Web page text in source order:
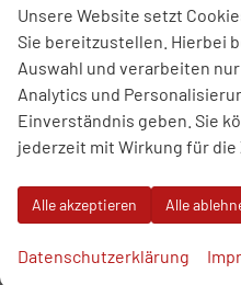
Rücksitzlehnen 60:40
Elektrisch einstellbare
Hintere Lüftungsdüsen
Sonnenbrillenfach
Supervision-
4 Lautsprecher: vorne
6 Lautsprecher:
USB-Anschlüsse vorne
Unsere Website setzt
Sie bereitzustellen. Hierbei
Auswahl und verarbeiten
Analytics und
Einverständnis geben. Sie
jederzeit mit Wirkung für
Alle akzeptieren Alle
Datenschutzerklärung